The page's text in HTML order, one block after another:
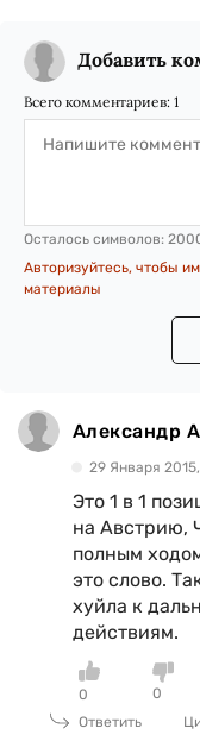
Добавить
Всего комментариев: 1
Осталось символов:
Авторизуйтесь, чтобы
материалы
Александр
29 Января
Это 1 в 1
на Австрию,
полным
это слово.
хуйла к
действиям.
0
0
Ответить